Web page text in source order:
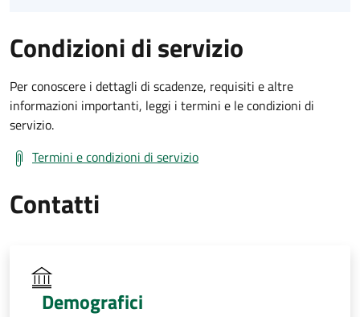
Condizioni di servizio
Per conoscere i dettagli di scadenze, requisiti e altre
informazioni importanti, leggi i termini e le condizioni di
servizio.
Termini e condizioni di servizio
Contatti
Demografici